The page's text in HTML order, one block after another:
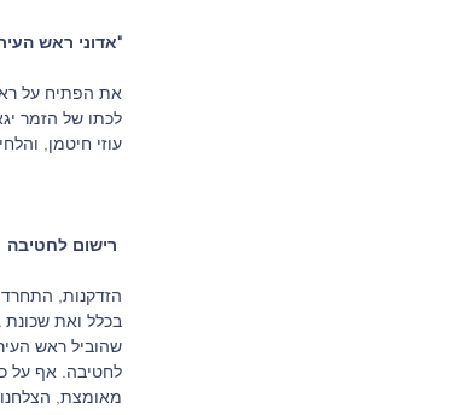
"אדוני ראש
את הפתיח על
לכתו של הזמר
עוזי חיטמן,
רישום לחטיבה
הזדקנות,
בכלל ואת שכונת
שהוביל ראש
לחטיבה. אף על
מאומצת,